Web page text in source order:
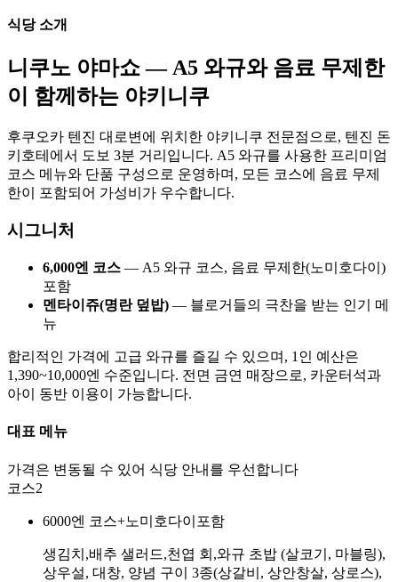
식당 소개
니쿠노 야마쇼 — A5 와규와 음료 무제한
이 함께하는 야키니쿠
후쿠오카 텐진 대로변에 위치한 야키니쿠 전문점으로, 텐진 돈
키호테에서 도보 3분 거리입니다. A5 와규를 사용한 프리미엄
코스 메뉴와 단품 구성으로 운영하며, 모든 코스에 음료 무제
한이 포함되어 가성비가 우수합니다.
시그니처
6,000엔 코스 — A5 와규 코스, 음료 무제한(노미호다이)
포함
멘타이쥬(명란 덮밥) — 블로거들의 극찬을 받는 인기 메
뉴
합리적인 가격에 고급 와규를 즐길 수 있으며, 1인 예산은
1,390~10,000엔 수준입니다. 전면 금연 매장으로, 카운터석과
아이 동반 이용이 가능합니다.
대표 메뉴
가격은 변동될 수 있어 식당 안내를 우선합니다
코스2
6000엔 코스+노미호다이포함
생김치,배추 샐러드,천엽 회,와규 초밥 (살코기, 마블링),
상우설, 대창, 양념 구이 3종(상갈비, 상안창살, 상로스),